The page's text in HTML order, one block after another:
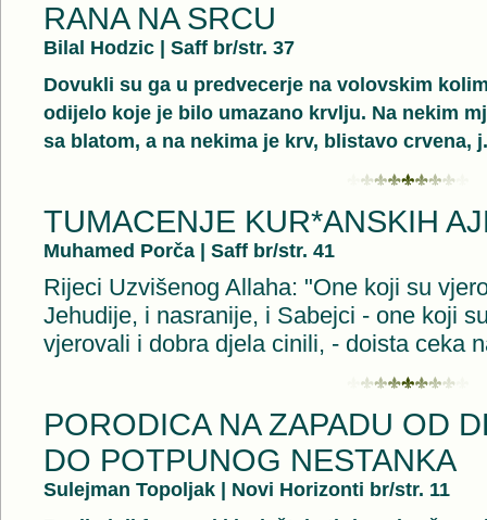
RANA NA SRCU
Bilal Hodzic
Saff br/str. 37
Dovukli su ga u predvecerje na volovskim
odijelo koje je bilo umazano krvlju. Na nekim
sa blatom, a na nekima je krv, blistavo crvena,
TUMACENJE KUR*ANSKIH
Muhamed Porča Saff br/str. 41
Rijeci Uzvišenog Allaha: "One koji su
Jehudije, i nasranije, i Sabejci - one koji
vjerovali i dobra djela cinili, - doista ceka
PORODICA NA ZAPADU OD
DO POTPUNOG NESTANKA
Sulejman Topoljak
Novi Horizonti br/str. 11